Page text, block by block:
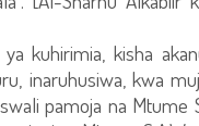
kuhirimia, kisha
inaruhusiwa, kwa
pamoja na Mtume